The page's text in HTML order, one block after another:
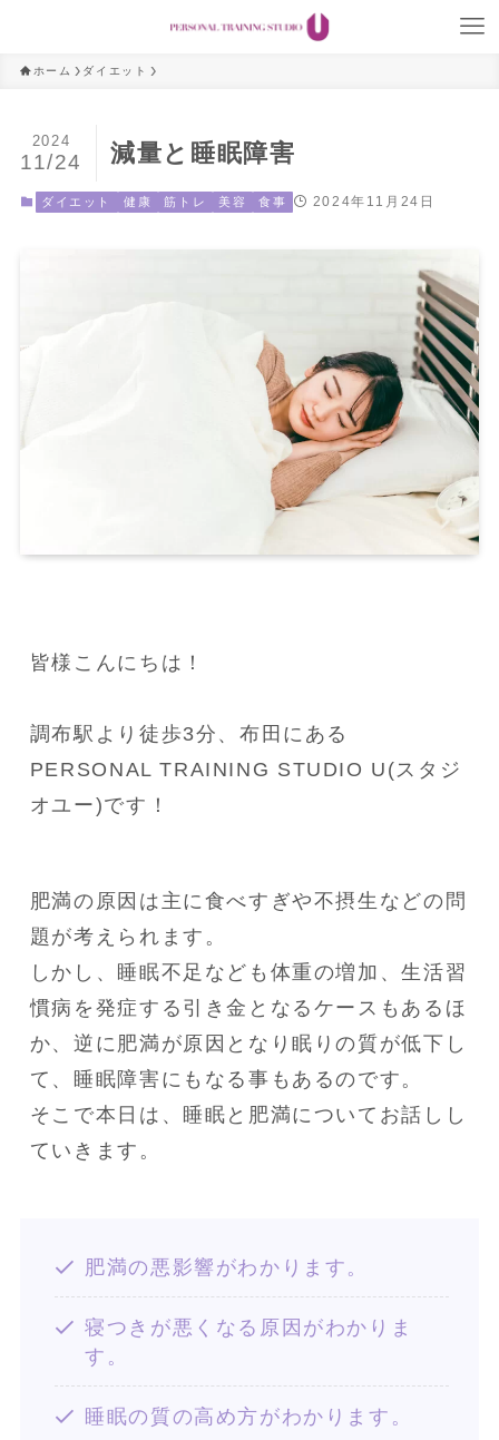
ホーム ダイエット
減量と睡眠障害
2024
11/24
ダイエット 健康 筋トレ 美容 食事 2024年11月24日
皆様こんにちは！
調布駅より徒歩3分、布田にある
PERSONAL TRAINING STUDIO U(スタジ
オユー)です！
肥満の原因は主に食べすぎや不摂生などの問
題が考えられます。
しかし、睡眠不足なども体重の増加、生活習
慣病を発症する引き金となるケースもあるほ
か、逆に肥満が原因となり眠りの質が低下し
て、睡眠障害にもなる事もあるのです。
そこで本日は、睡眠と肥満についてお話しし
ていきます。
肥満の悪影響がわかります。
寝つきが悪くなる原因がわかりま
す。
睡眠の質の高め方がわかります。